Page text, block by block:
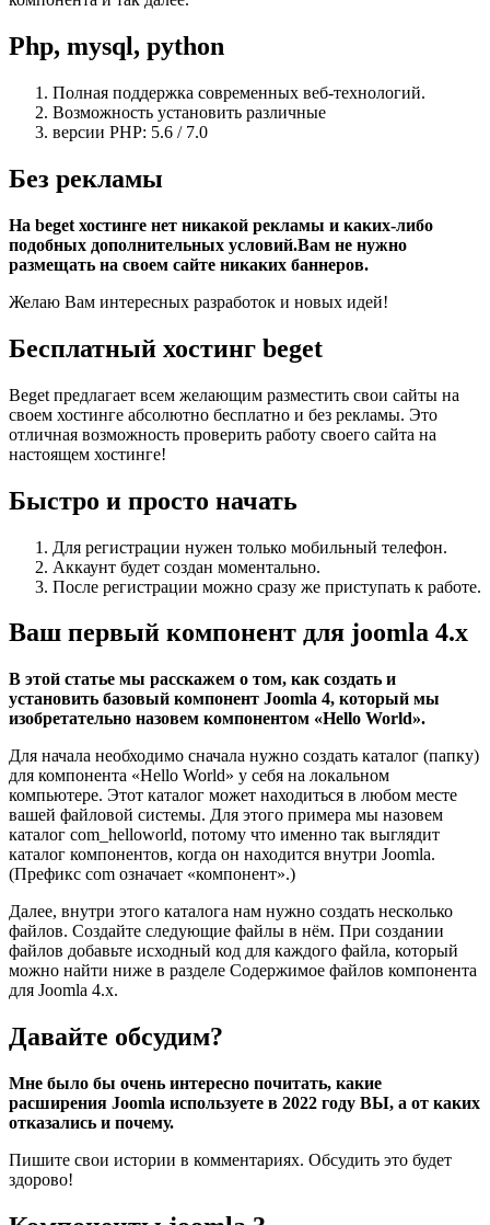
Php, mysql, python
Полная поддержка современных веб-технологий.
Возможность установить различные
версии PHP: 5.6 / 7.0
Без рекламы
На beget хостинге нет никакой рекламы и каких-либо
подобных дополнительных условий.Вам не нужно
размещать на своем сайте никаких баннеров.
Желаю Вам интересных разработок и новых идей!
Бесплатный хостинг beget
Beget предлагает всем желающим разместить свои сайты на
своем хостинге абсолютно бесплатно и без рекламы. Это
отличная возможность проверить работу своего сайта на
настоящем хостинге!
Быстро и просто начать
Для регистрации нужен только мобильный телефон.
Аккаунт будет создан моментально.
После регистрации можно сразу же приступать к работе.
Ваш первый компонент для joomla 4.x
В этой статье мы расскажем о том, как создать и
установить базовый компонент Joomla 4, который мы
изобретательно назовем компонентом «Hello World».
Для начала необходимо сначала нужно создать каталог (папку)
для компонента «Hello World» у себя на локальном
компьютере. Этот каталог может находиться в любом месте
вашей файловой системы. Для этого примера мы назовем
каталог com_helloworld, потому что именно так выглядит
каталог компонентов, когда он находится внутри Joomla.
(Префикс com означает «компонент».)
Далее, внутри этого каталога нам нужно создать несколько
файлов. Создайте следующие файлы в нём. При создании
файлов добавьте исходный код для каждого файла, который
можно найти ниже в разделе Содержимое файлов компонента
для Joomla 4.x.
Давайте обсудим?
Мне было бы очень интересно почитать, какие
расширения Joomla используете в 2022 году ВЫ, а от каких
отказались и почему.
Пишите свои истории в комментариях. Обсудить это будет
здорово!